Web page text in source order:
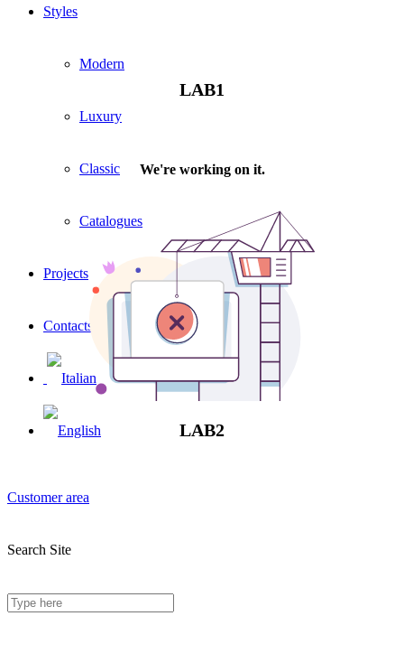
Styles
Modern
Luxury
Classic
Catalogues
Projects
Contacts
Customer area
Search Site
LAB1
LAB2